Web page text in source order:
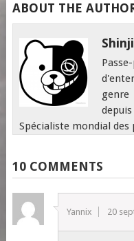
ABOUT THE
Shinji
genre
Spécialiste mondial
10 COMMENTS
Yannix 20